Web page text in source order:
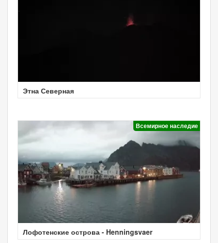
Этна Северная
Всемирное наследие
Лофотенские острова - Henningsvaer